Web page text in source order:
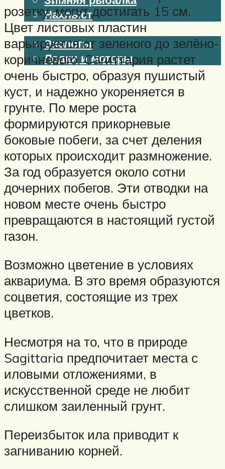
Нахлыст
Снаряжение
Эхолоты
Лодки и моторы
Узлы
Рецепты
Разное
Меню
розетку, могут достигать 15 см.
Цвет листовых пластин
варьируется от зеленого до зелёно-
коричневого. Сагиттария растет
очень быстро, образуя пушистый
куст, и надежно укореняется в
грунте. По мере роста
формируются прикорневые
боковые побеги, за счет деления
которых происходит размножение.
За год образуется около сотни
дочерних побегов. Эти отводки на
новом месте очень быстро
превращаются в настоящий густой
газон.
Возможно цветение в условиях
аквариума. В это время образуются
соцветия, состоящие из трех
цветков.
Несмотря на то, что в природе
Sagittaria предпочитает места с
иловыми отложениями, в
искусственной среде не любит
слишком заиленный грунт.
Переизбыток ила приводит к
загниванию корней.